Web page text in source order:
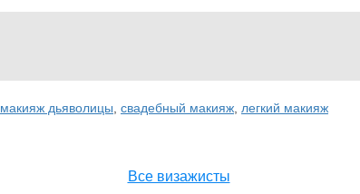
макияж дьяволицы, свадебный макияж, легкий макияж
Все визажисты